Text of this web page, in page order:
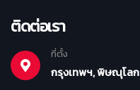
ติดต่อเรา
ที่ตั้ง
กรุงเทพฯ, พิษณุโลก